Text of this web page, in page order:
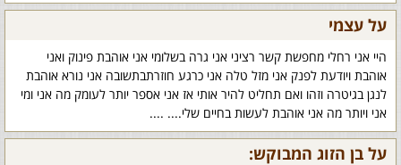
על עצמי
היי אני רחלי מחפשת קשר רציני אני גרה בשלומי אני אוהבת פינוק ואני
אוהבת ויודעת לפנק אני מזל טלה אני כרגע חוזרתבתשובה אני נורא אוהבת
לנגן בגיטרה וזהו ואם תחליט להיר אותי אז אני אספר יותר לעומק מה אני ומי
אני ויותר מה אני אוהבת לעשות בחיים שלי.... ....
על בן הזוג המבוקש: